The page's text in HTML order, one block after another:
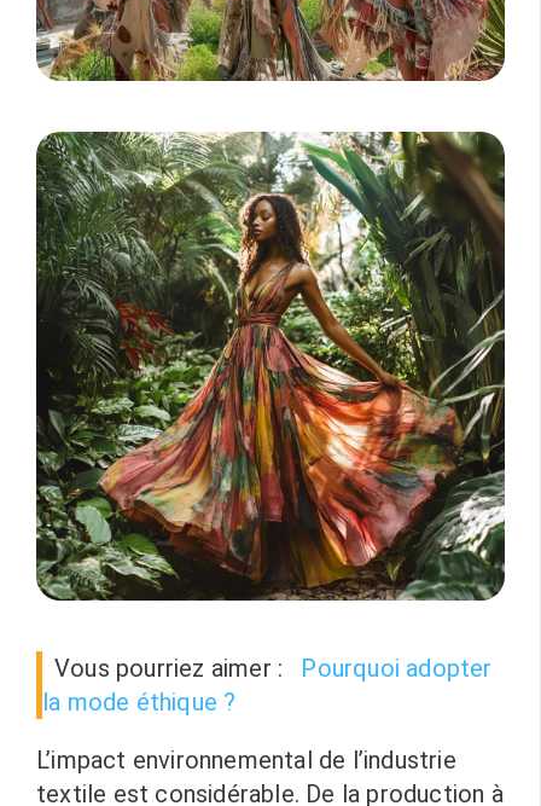
Vous pourriez aimer :
Pourquoi adopter
la mode éthique ?
L’impact environnemental de l’industrie
textile est considérable. De la production à